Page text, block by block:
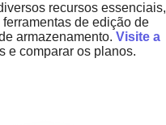
recursos essenciais,
de edição de
armazenamento. Visite a
e comparar os planos.